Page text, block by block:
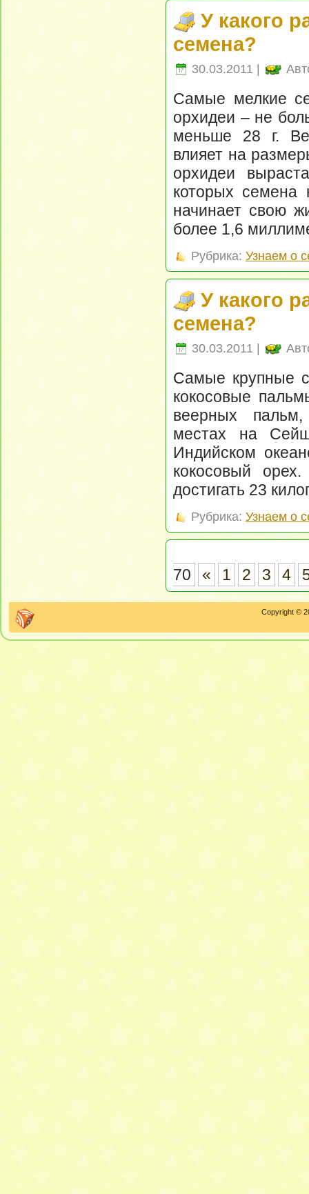
У какого
семена?
30.03.2011 |
Самые мелкие
орхидеи – не
меньше 28 г.
влияет на
орхидеи
которых семена
начинает свою
более 1,6
Рубрика: Узнаем о
У какого
семена?
30.03.2011 |
Самые крупные
кокосовые
веерных
местах на
Индийском
кокосовый
достигать 23
Рубрика: Узнаем о
70 « 1 2 3 4
Copyright ©